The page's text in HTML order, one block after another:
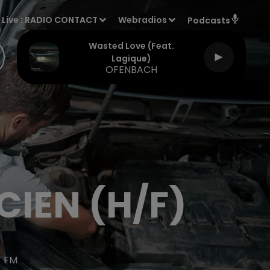
Live : RADIO CONTACT Webradios Podcasts
Wasted Love (feat.
Lagique)
OFENBACH
(H/F)
FM